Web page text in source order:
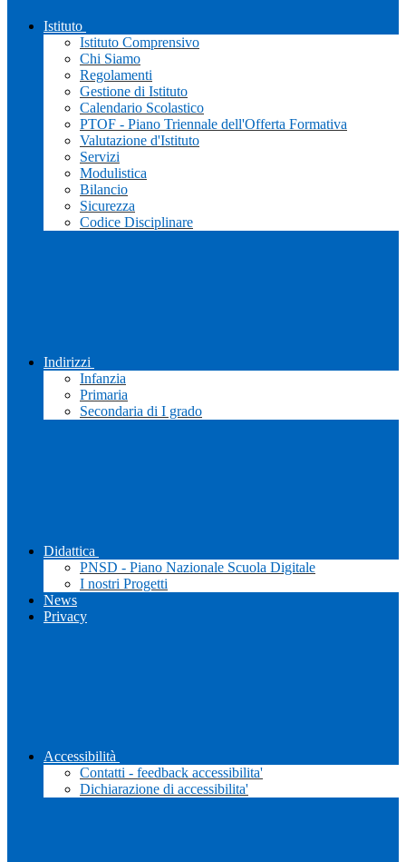
Istituto
Istituto Comprensivo
Chi Siamo
Regolamenti
Gestione di Istituto
Calendario Scolastico
PTOF - Piano Triennale dell'Offerta Formativa
Valutazione d'Istituto
Servizi
Modulistica
Bilancio
Sicurezza
Codice Disciplinare
Indirizzi
Infanzia
Primaria
Secondaria di I grado
Didattica
PNSD - Piano Nazionale Scuola Digitale
I nostri Progetti
News
Privacy
Accessibilità
Contatti - feedback accessibilita'
Dichiarazione di accessibilita'